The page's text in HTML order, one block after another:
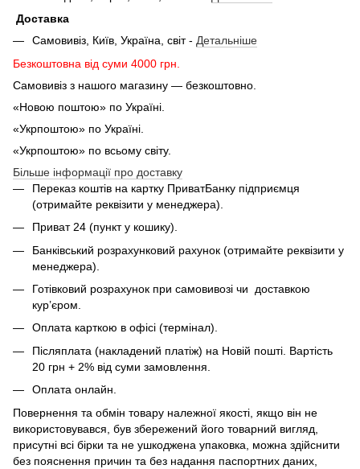
Доставка
Самовивіз, Київ, Україна, світ - Детальніше
Безкоштовна від суми 4000 грн.
Самовивіз з нашого магазину — безкоштовно.
«Новою поштою» по Україні.
«Укрпоштою» по Україні.
«Укрпоштою» по всьому світу.
Більше інформації про доставку
Переказ коштів на картку ПриватБанку підприємця
(отримайте реквізити у менеджера).
Приват 24 (пункт у кошику).
Банківський розрахунковий рахунок (отримайте реквізити у
менеджера).
Готівковий розрахунок при самовивозі чи доставкою
кур’єром.
Оплата карткою в офісі (термінал).
Післяплата (накладений платіж) на Новій пошті. Вартість
20 грн + 2% від суми замовлення.
Оплата онлайн.
Повернення та обмін товару належної якості, якщо він не
використовувався, був збережений його товарний вигляд,
присутні всі бірки та не ушкоджена упаковка, можна здійснити
без пояснення причин та без надання паспортних даних,